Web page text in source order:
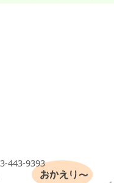
443-9393
日